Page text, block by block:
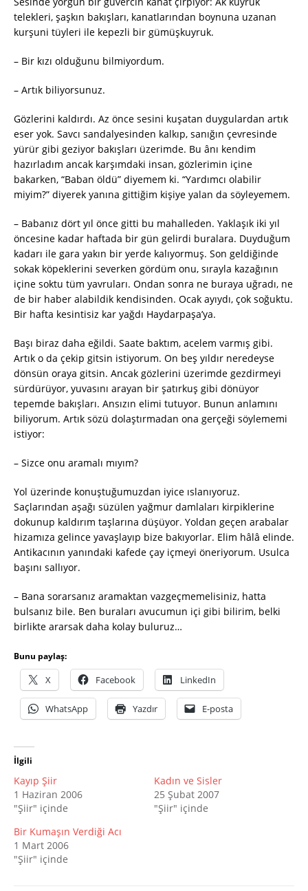
telekleri, şaşkın bakışları, kanatlarından boynuna uzanan
kurşuni tüyleri ile kepezli bir gümüşkuyruk.
– Bir kızı olduğunu bilmiyordum.
– Artık biliyorsunuz.
Gözlerini kaldırdı. Az önce sesini kuşatan duygulardan artık
eser yok. Savcı sandalyesinden kalkıp, sanığın çevresinde
yürür gibi geziyor bakışları üzerimde. Bu ânı kendim
hazırladım ancak karşımdaki insan, gözlerimin içine
bakarken, “Baban öldü” diyemem ki. “Yardımcı olabilir
miyim?” diyerek yanına gittiğim kişiye yalan da söyleyemem.
– Babanız dört yıl önce gitti bu mahalleden. Yaklaşık iki yıl
öncesine kadar haftada bir gün gelirdi buralara. Duyduğum
kadarı ile gara yakın bir yerde kalıyormuş. Son geldiğinde
sokak köpeklerini severken gördüm onu, sırayla kazağının
içine soktu tüm yavruları. Ondan sonra ne buraya uğradı, ne
de bir haber alabildik kendisinden. Ocak ayıydı, çok soğuktu.
Bir hafta kesintisiz kar yağdı Haydarpaşa’ya.
Başı biraz daha eğildi. Saate baktım, acelem varmış gibi.
Artık o da çekip gitsin istiyorum. On beş yıldır neredeyse
dönsün oraya gitsin. Ancak gözlerini üzerimde gezdirmeyi
sürdürüyor, yuvasını arayan bir şatırkuş gibi dönüyor
tepemde bakışları. Ansızın elimi tutuyor. Bunun anlamını
biliyorum. Artık sözü dolaştırmadan ona gerçeği söylememi
istiyor:
– Sizce onu aramalı mıyım?
Yol üzerinde konuştuğumuzdan iyice ıslanıyoruz.
Saçlarından aşağı süzülen yağmur damlaları kirpiklerine
dokunup kaldırım taşlarına düşüyor. Yoldan geçen arabalar
hizamıza gelince yavaşlayıp bize bakıyorlar. Elim hâlâ elinde.
Antikacının yanındaki kafede çay içmeyi öneriyorum. Usulca
başını sallıyor.
– Bana sorarsanız aramaktan vazgeçmemelisiniz, hatta
bulsanız bile. Ben buraları avucumun içi gibi bilirim, belki
birlikte ararsak daha kolay buluruz…
Bunu paylaş:
X Facebook LinkedIn
WhatsApp Yazdır E-posta
İlgili
Kayıp Şiir
1 Haziran 2006
"Şiir" içinde
Kadın ve Sisler
25 Şubat 2007
"Şiir" içinde
Bir Kumaşın Verdiği Acı
1 Mart 2006
"Şiir" içinde